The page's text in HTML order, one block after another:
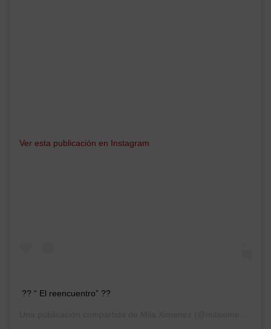
Ver esta publicación en Instagram
?? “ El reencuentro” ??